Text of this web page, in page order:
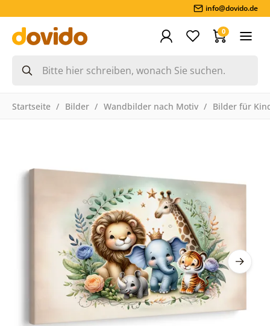
info@dovido.de
0
Startseite Bilder Wandbilder nach Motiv Bilder für